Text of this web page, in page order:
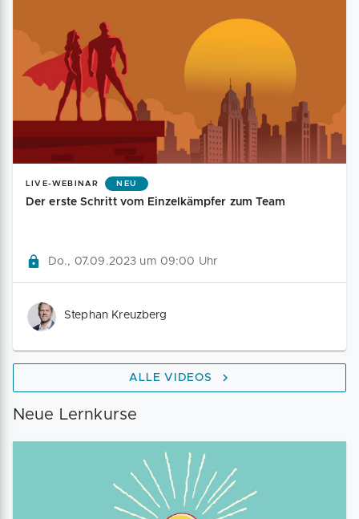
LIVE-WEBINAR NEU
Der erste Schritt vom Einzelkämpfer zum Team
Do., 07.09.2023 um 09:00 Uhr
Stephan Kreuzberg
ALLE VIDEOS
Neue Lernkurse